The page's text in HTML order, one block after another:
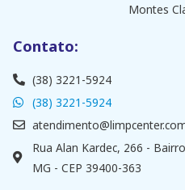
Montes
Contato:
(38) 3221-5924
(38) 3221-5924
Rua Alan Kardec, 266 -
MG - CEP 39400-363